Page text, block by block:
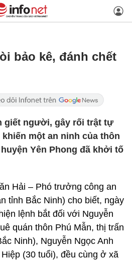
bảo kê, đánh chết
giết người, gây rối trật tự
khiến một an ninh của thôn
Yên Phong đã khởi tố
Hải – Phó trưởng công an
tỉnh Bắc Ninh) cho biết, ngày
lệnh bắt đối với Nguyễn
quán thôn Phú Mẫn, thị trấn
Ninh), Nguyễn Ngọc Anh
(30 tuổi), đều cùng ở xã